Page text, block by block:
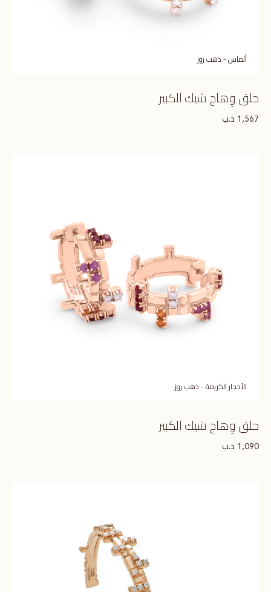
ألماس - ذهب روز
حلق وِهاج شيك الكبير
1,567 د.ب
الأحجار الكريمة - ذهب روز
حلق وِهاج شيك الكبير
1,090 د.ب